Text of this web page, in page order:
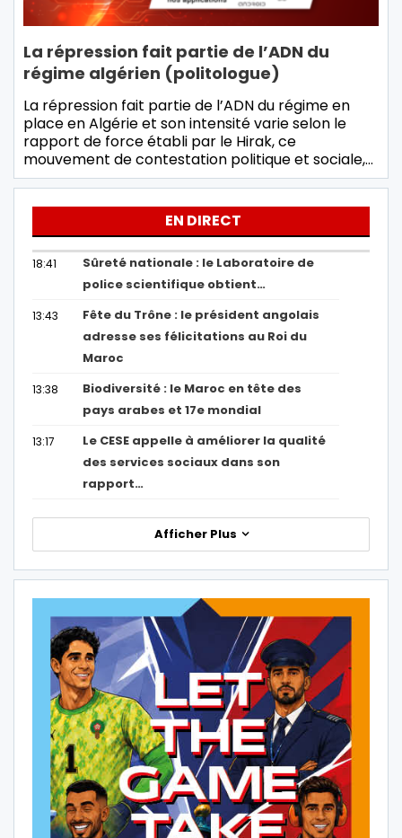
La répression fait partie de l’ADN du
régime algérien (politologue)
La répression fait partie de l’ADN du régime en
place en Algérie et son intensité varie selon le
rapport de force établi par le Hirak, ce
mouvement de contestation politique et sociale,…
EN DIRECT
18:41
Sûreté nationale : le Laboratoire de
police scientifique obtient…
13:43
Fête du Trône : le président angolais
adresse ses félicitations au Roi du
Maroc
13:38
Biodiversité : le Maroc en tête des
pays arabes et 17e mondial
13:17
Le CESE appelle à améliorer la qualité
des services sociaux dans son
rapport…
Afficher Plus